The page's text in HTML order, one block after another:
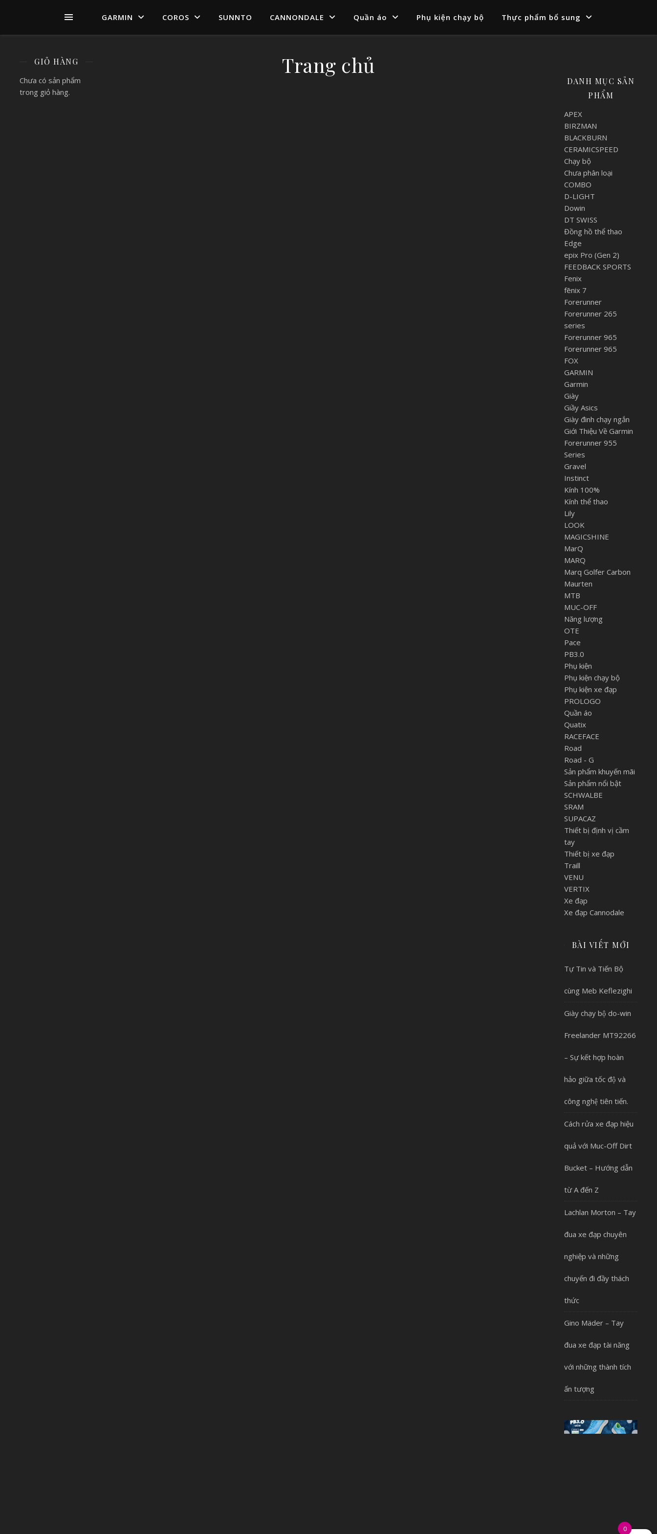
GARMIN COROS SUNNTO CANNONDALE Quần áo Phụ kiện chạy bộ Thực phẩm bổ sung
GIỎ HÀNG
Chưa có sản phẩm
trong giỏ hàng.
Trang chủ
DANH MỤC SẢN
PHẨM
APEX
BIRZMAN
BLACKBURN
CERAMICSPEED
Chạy bộ
Chưa phân loại
COMBO
D-LIGHT
Dowin
DT SWISS
Đồng hồ thể thao
Edge
epix Pro (Gen 2)
FEEDBACK SPORTS
Fenix
fēnix 7
Forerunner
Forerunner 265
series
Forerunner 965
Forerunner 965
FOX
GARMIN
Garmin
Giày
Giầy Asics
Giày đinh chạy ngắn
Giới Thiệu Về Garmin
Forerunner 955
Series
Gravel
Instinct
Kính 100%
Kính thể thao
Lily
LOOK
MAGICSHINE
MarQ
MARQ
Marq Golfer Carbon
Maurten
MTB
MUC-OFF
Năng lượng
OTE
Pace
PB3.0
Phụ kiện
Phụ kiện chạy bộ
Phụ kiện xe đạp
PROLOGO
Quần áo
Quatix
RACEFACE
Road
Road - G
Sản phẩm khuyến mãi
Sản phẩm nổi bật
SCHWALBE
SRAM
SUPACAZ
Thiết bị định vị cầm
tay
Thiết bị xe đạp
Traill
VENU
VERTIX
Xe đạp
Xe đạp Cannodale
BÀI VIẾT MỚI
Tự Tin và Tiến Bộ
cùng Meb Keflezighi
Giày chạy bộ do-win
Freelander MT92266
– Sự kết hợp hoàn
hảo giữa tốc độ và
công nghệ tiên tiến.
Cách rửa xe đạp hiệu
quả với Muc-Off Dirt
Bucket – Hướng dẫn
từ A đến Z
Lachlan Morton – Tay
đua xe đạp chuyên
nghiệp và những
chuyến đi đầy thách
thức
Gino Mäder – Tay
đua xe đạp tài năng
với những thành tích
ấn tượng
0